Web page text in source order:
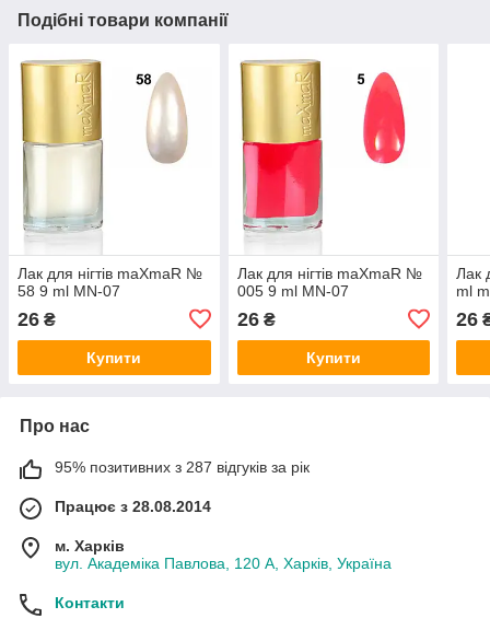
Подібні товари компанії
Лак для нігтів maXmaR №
58 9 ml MN-07
26 ₴
Купити
Лак для нігтів maXmaR №
005 9 ml MN-07
26₴
Купити
Лак
ml
26
Про нас
95% позитивних з 287 відгуків за рік
Працює з 28.08.2014
м. Харків
вул. Академіка Павлова, 120 А, Харків, Україна
Контакти